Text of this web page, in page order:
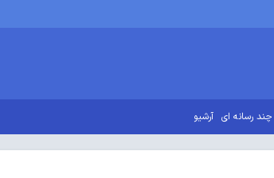
چند رسانه ای آرشیو